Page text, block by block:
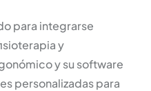
para integrarse
y
y su software
personalizadas para